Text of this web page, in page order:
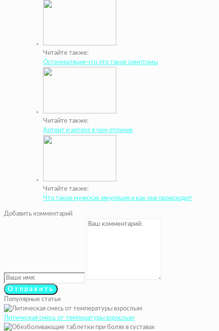
Читайте также:
Остеомаляция что это такое симптомы
Читайте также:
Артрит и артроз в чем отличие
Читайте также:
Что такое мужская эякуляция и как она происходит
Добавить комментарий
Популярные статьи
Литическая смесь от температуры взрослым